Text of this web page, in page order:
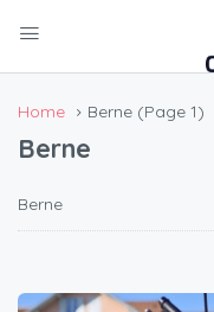
Home Berne (Page 1)
Berne
Berne